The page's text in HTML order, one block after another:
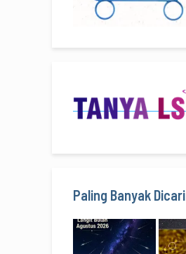
Paling Banyak Dicari